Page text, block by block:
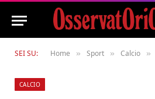
SEI SU: Home » Sport » Calcio »
CALCIO